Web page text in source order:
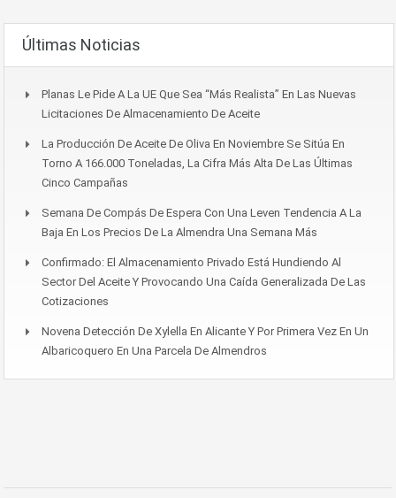
Últimas Noticias
Planas Le Pide A La UE Que Sea “más Realista” En Las Nuevas
Licitaciones De Almacenamiento De Aceite
La Producción De Aceite De Oliva En Noviembre Se Sitúa En
Torno A 166.000 Toneladas, La Cifra Más Alta De Las Últimas
Cinco Campañas
Semana De Compás De Espera Con Una Leven Tendencia A La
Baja En Los Precios De La Almendra Una Semana Más
Confirmado: El Almacenamiento Privado Está Hundiendo Al
Sector Del Aceite Y Provocando Una Caída Generalizada De Las
Cotizaciones
Novena Detección De Xylella En Alicante Y Por Primera Vez En Un
Albaricoquero En Una Parcela De Almendros